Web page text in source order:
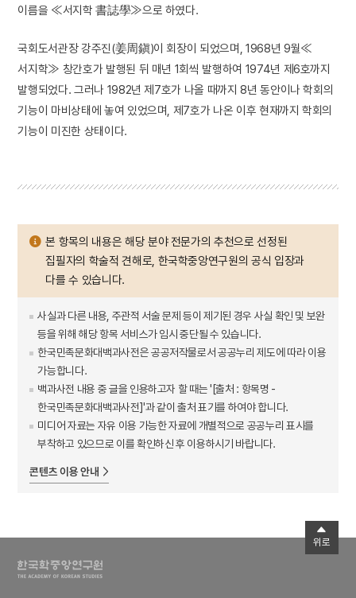
이름을 ≪서지학 書誌學≫으로 하였다.
국회도서관장 강주진(姜周鎭)이 회장이 되었으며, 1968년 9월≪
서지학≫ 창간호가 발행된 뒤 매년 1회씩 발행하여 1974년 제6호까지
발행되었다. 그러나 1982년 제7호가 나올 때까지 8년 동안이나 학회의
기능이 마비상태에 놓여 있었으며, 제7호가 나온 이후 현재까지 학회의
기능이 미진한 상태이다.
본 항목의 내용은 해당 분야 전문가의 추천으로 선정된
집필자의 학술적 견해로, 한국학중앙연구원의 공식 입장과
다를 수 있습니다.
사실과 다른 내용, 주관적 서술 문제 등이 제기된 경우 사실 확인 및 보완
등을 위해 해당 항목 서비스가 임시 중단될 수 있습니다.
한국민족문화대백과사전은 공공저작물로서 공공누리 제도에 따라 이용
가능합니다.
백과사전 내용 중 글을 인용하고자 할 때는 '[출처 : 항목명 -
한국민족문화대백과사전]'과 같이 출처 표기를 하여야 합니다.
미디어 자료는 자유 이용 가능한 자료에 개별적으로 공공누리 표시를
부착하고 있으므로 이를 확인하신 후 이용하시기 바랍니다.
콘텐츠 이용 안내
위로